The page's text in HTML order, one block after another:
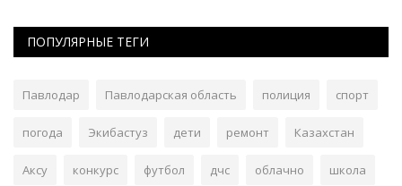
ПОПУЛЯРНЫЕ ТЕГИ
Павлодар Павлодарская область полиция спорт
погода Экибастуз дети ремонт Казахстан
Аксу конкурс футбол дчс облачно школа